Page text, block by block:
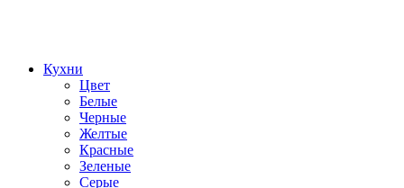
Кухни
Цвет
Белые
Черные
Желтые
Красные
Зеленые
Серые